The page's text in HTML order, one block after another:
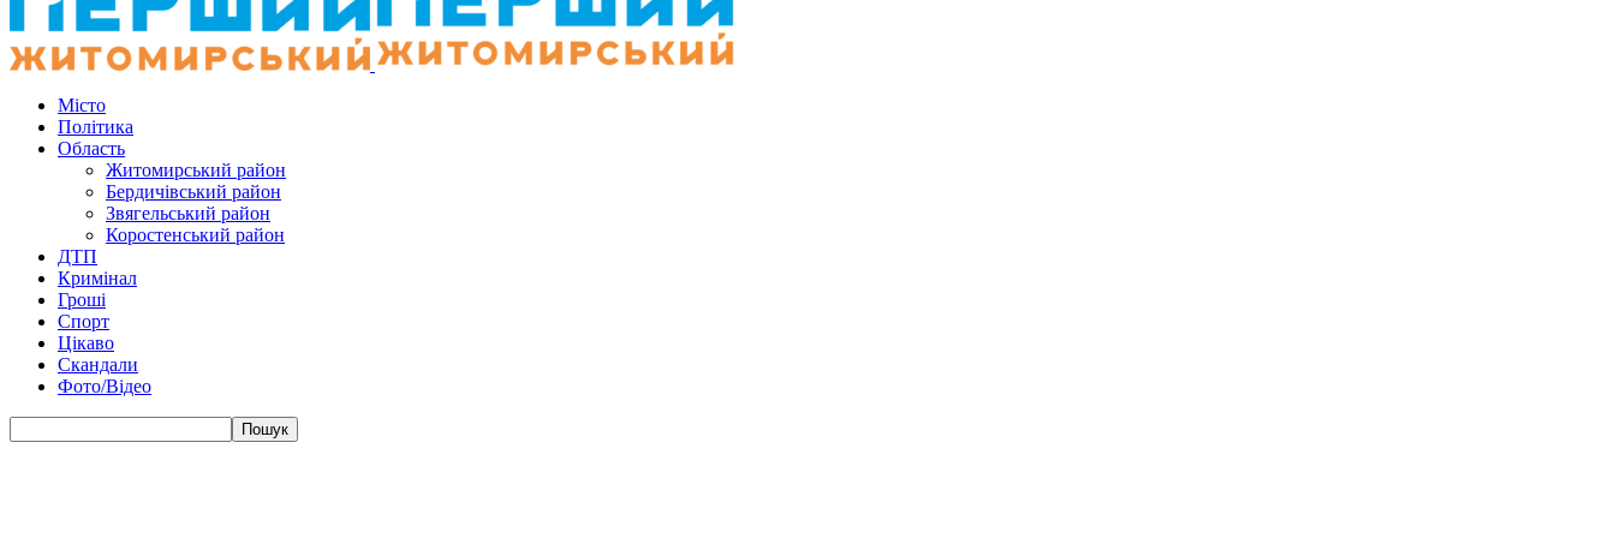
Місто
Політика
Область
Житомирський район
Бердичівський район
Звягельський район
Коростенський район
ДТП
Кримінал
Гроші
Спорт
Цікаво
Скандали
Фото/Відео